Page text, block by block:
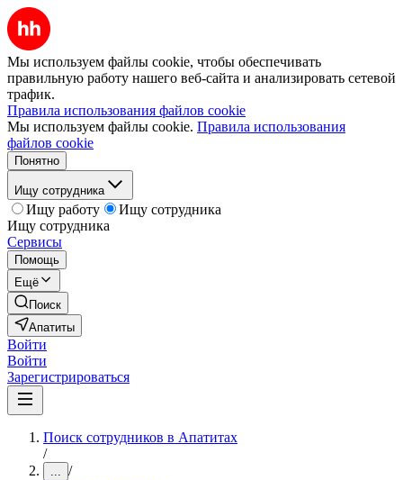
Мы используем файлы cookie, чтобы обеспечивать
правильную работу нашего веб-сайта и анализировать сетевой
трафик.
Правила использования файлов cookie
Мы используем файлы cookie. Правила использования
файлов cookie
Понятно
Ищу сотрудника
Ищу работу
Ищу сотрудника
Ищу сотрудника
Сервисы
Помощь
Ещё
Поиск
Апатиты
Войти
Войти
Зарегистрироваться
Поиск сотрудников в Апатитах
/
... /